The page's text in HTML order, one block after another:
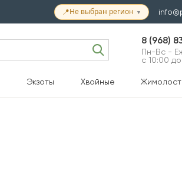
📍Не выбран регион ▼
8 (968)
Пн-Вс -
с 10:00
Экзоты Хвойные